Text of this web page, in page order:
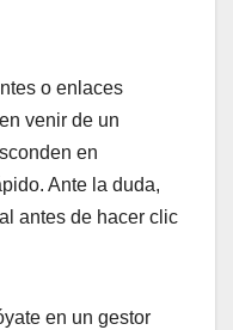
o enlaces
venir de un
en
Ante la duda,
antes de hacer clic
en un gestor